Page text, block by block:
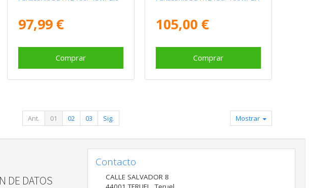
97,99 €
Comprar
105,00 €
Comprar
Ant. 01 02 03 Sig. Mostrar
DE DATOS
Contacto
CALLE SALVADOR 8